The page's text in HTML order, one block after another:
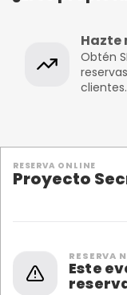
Hazte
Obtén
clientes.
RESERVA ONLINE
Proyecto
RESERVA
Este